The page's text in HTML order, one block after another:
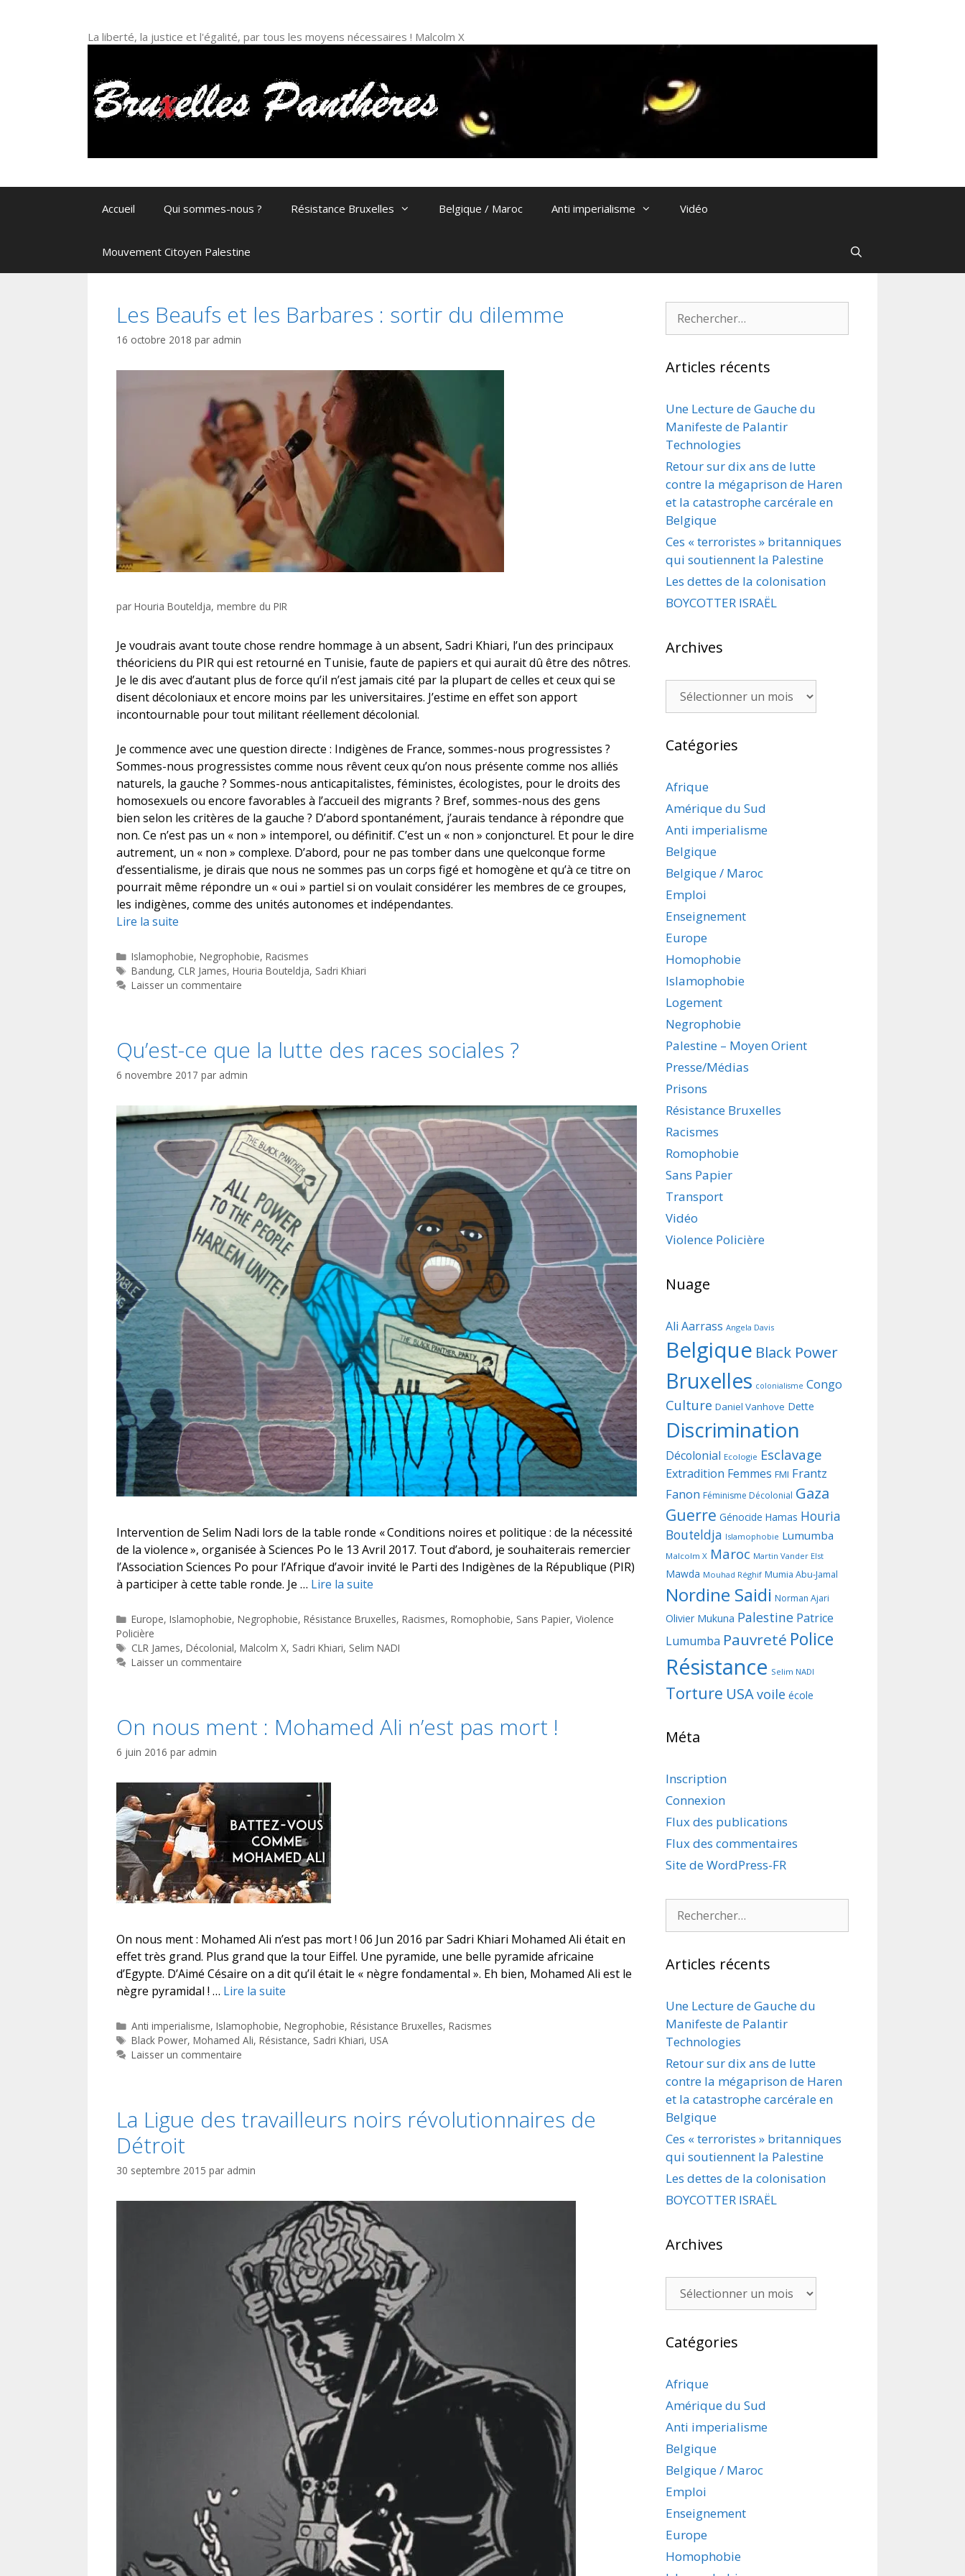
La liberté, la justice et l'égalité, par tous les moyens nécessaires ! Malcolm X
Accueil Qui sommes-nous ? Résistance Bruxelles Belgique / Maroc Anti imperialisme Vidéo
Mouvement Citoyen Palestine
Les Beaufs et les Barbares : sortir du dilemme
16 octobre 2018 par admin
par Houria Bouteldja, membre du PIR
Je voudrais avant toute chose rendre hommage à un absent, Sadri Khiari, l’un des principaux
théoriciens du PIR qui est retourné en Tunisie, faute de papiers et qui aurait dû être des nôtres.
Je le dis avec d’autant plus de force qu’il n’est jamais cité par la plupart de celles et ceux qui se
disent décoloniaux et encore moins par les universitaires. J’estime en effet son apport
incontournable pour tout militant réellement décolonial.
Je commence avec une question directe : Indigènes de France, sommes-nous progressistes ?
Sommes-nous progressistes comme nous rêvent ceux qu’on nous présente comme nos alliés
naturels, la gauche ? Sommes-nous anticapitalistes, féministes, écologistes, pour le droits des
homosexuels ou encore favorables à l’accueil des migrants ? Bref, sommes-nous des gens
bien selon les critères de la gauche ? D’abord spontanément, j’aurais tendance à répondre que
non. Ce n’est pas un « non » intemporel, ou définitif. C’est un « non » conjoncturel. Et pour le dire
autrement, un « non » complexe. D’abord, pour ne pas tomber dans une quelconque forme
d’essentialisme, je dirais que nous ne sommes pas un corps figé et homogène et qu’à ce titre on
pourrait même répondre un « oui » partiel si on voulait considérer les membres de ce groupes,
les indigènes, comme des unités autonomes et indépendantes.
Lire la suite
Catégories
Islamophobie,Negrophobie,Racismes
Étiquettes
Bandung, CLR James,Houria Bouteldja, Sadri Khiari
Laisser un commentaire
Qu’est-ce que la lutte des races sociales ?
6 novembre 2017 par admin
Intervention de Selim Nadi lors de la table ronde « Conditions noires et politique : de la nécessité
de la violence », organisée à Sciences Po le 13 Avril 2017. Tout d’abord, je souhaiterais remercier
l’Association Sciences Po pour l’Afrique d’avoir invité le Parti des Indigènes de la République (PIR)
à participer à cette table ronde. Je … Lire la suite
Catégories
Europe,Islamophobie,Negrophobie,Résistance Bruxelles,Racismes,Romophobie, Sans Papier,Violence
Policière
Étiquettes
CLR James,Décolonial,Malcolm X, Sadri Khiari, Selim NADI
Laisser un commentaire
On nous ment : Mohamed Ali n’est pas mort !
6 juin 2016 par admin
On nous ment : Mohamed Ali n’est pas mort ! 06 Jun 2016 par Sadri Khiari Mohamed Ali était en
effet très grand. Plus grand que la tour Eiffel. Une pyramide, une belle pyramide africaine
d’Egypte. D’Aimé Césaire on a dit qu’il était le « nègre fondamental ». Eh bien, Mohamed Ali est le
nègre pyramidal ! … Lire la suite
Catégories
Anti imperialisme,Islamophobie,Negrophobie,Résistance Bruxelles,Racismes
Étiquettes
Black Power,Mohamed Ali,Résistance, Sadri Khiari,USA
Laisser un commentaire
La Ligue des travailleurs noirs révolutionnaires de
Détroit
30 septembre 2015 par admin
Rechercher :
Articles récents
Une Lecture de Gauche du
Manifeste de Palantir
Technologies
Retour sur dix ans de lutte
contre la mégaprison de Haren
et la catastrophe carcérale en
Belgique
Ces « terroristes » britanniques
qui soutiennent la Palestine
Les dettes de la colonisation
BOYCOTTER ISRAËL
Archives
Archives
Catégories
Afrique
Amérique du Sud
Anti imperialisme
Belgique
Belgique / Maroc
Emploi
Enseignement
Europe
Homophobie
Islamophobie
Logement
Negrophobie
Palestine – Moyen Orient
Presse/Médias
Prisons
Résistance Bruxelles
Racismes
Romophobie
Sans Papier
Transport
Vidéo
Violence Policière
Nuage
Ali Aarrass Angela Davis
Belgique Black Power
Bruxelles colonialisme Congo
Culture Daniel Vanhove Dette
Discrimination
Décolonial Ecologie Esclavage
Extradition Femmes FMI Frantz
Fanon Féminisme Décolonial Gaza
Guerre Génocide Hamas Houria
Bouteldja Islamophobie Lumumba
Malcolm X Maroc Martin Vander Elst
Mawda Mouhad Réghif Mumia Abu-Jamal
Nordine Saidi Norman Ajari
Olivier Mukuna Palestine Patrice
Lumumba Pauvreté Police
Résistance Selim NADI
Torture USAvoile école
Méta
Inscription
Connexion
Flux des publications
Flux des commentaires
Site de WordPress-FR
Rechercher :
Articles récents
Une Lecture de Gauche du
Manifeste de Palantir
Technologies
Retour sur dix ans de lutte
contre la mégaprison de Haren
et la catastrophe carcérale en
Belgique
Ces « terroristes » britanniques
qui soutiennent la Palestine
Les dettes de la colonisation
BOYCOTTER ISRAËL
Archives
Archives
Catégories
Afrique
Amérique du Sud
Anti imperialisme
Belgique
Belgique / Maroc
Emploi
Enseignement
Europe
Homophobie